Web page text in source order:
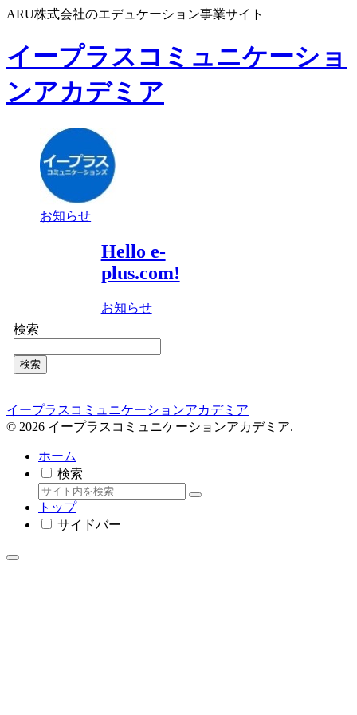
ARU株式会社のエデュケーション事業サイト
イープラスコミュニケーショ
ンアカデミア
お知らせ
Hello e-
plus.com!
お知らせ
検索
検索
イープラスコミュニケーションアカデミア
© 2026 イープラスコミュニケーションアカデミア.
ホーム
検索
トップ
サイドバー